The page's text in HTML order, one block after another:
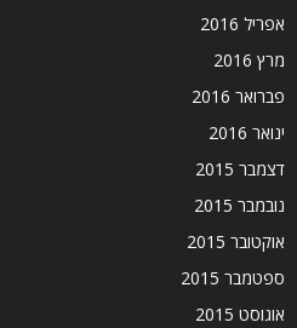
אפריל 2016
מרץ 2016
פברואר 2016
ינואר 2016
דצמבר 2015
נובמבר 2015
אוקטובר 2015
ספטמבר 2015
אוגוסט 2015